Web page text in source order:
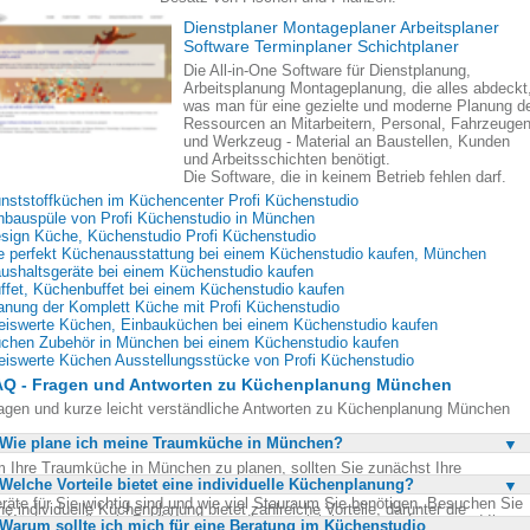
Dienstplaner Montageplaner Arbeitsplaner
Software Terminplaner Schichtplaner
Die All-in-One Software für Dienstplanung,
Arbeitsplanung Montageplanung, die alles abdeckt,
was man für eine gezielte und moderne Planung
Ressourcen an Mitarbeitern, Personal, Fahrzeugen
und Werkzeug - Material an Baustellen, Kunden
und Arbeitsschichten benötigt.
Die Software, die in keinem Betrieb fehlen darf.
im Küchencenter Profi Küchenstudio
von Profi Küchenstudio in München
Küche, Küchenstudio Profi Küchenstudio
perfekt Küchenausstattung bei einem Küchenstudio kaufen, München
bei einem Küchenstudio kaufen
Küchenbuffet bei einem Küchenstudio kaufen
der Komplett Küche mit Profi Küchenstudio
Küchen, Einbauküchen bei einem Küchenstudio kaufen
Zubehör in München bei einem Küchenstudio kaufen
Küchen Ausstellungsstücke von Profi Küchenstudio
- Fragen und Antworten zu Küchenplanung München
und kurze leicht verständliche Antworten zu Küchenplanung München
Wie plane ich meine Traumküche in München?
Ihre Traumküche in München zu planen, sollten Sie zunächst Ihre
und Wünsche klar definieren. Überlegen Sie, welche Funktionen und
für Sie wichtig sind und wie viel Stauraum Sie benötigen. Besuchen Sie
Küchenstudio wie Profi Küchenstudio, um sich beraten zu lassen und Ihre
Welche Vorteile bietet eine individuelle Küchenplanung?
individuelle Küchenplanung bietet zahlreiche Vorteile, darunter die
Warum sollte ich mich für eine Beratung im Küchenstudio